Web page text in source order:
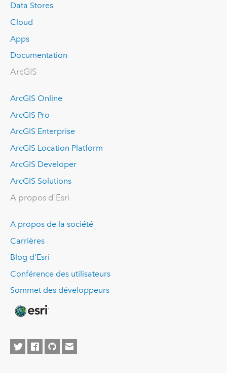
Data Stores
Cloud
Apps
Documentation
ArcGIS
ArcGIS Online
ArcGIS Pro
ArcGIS Enterprise
ArcGIS Location Platform
ArcGIS Developer
ArcGIS Solutions
A propos d'Esri
A propos de la société
Carrières
Blog d’Esri
Conférence des utilisateurs
Sommet des développeurs